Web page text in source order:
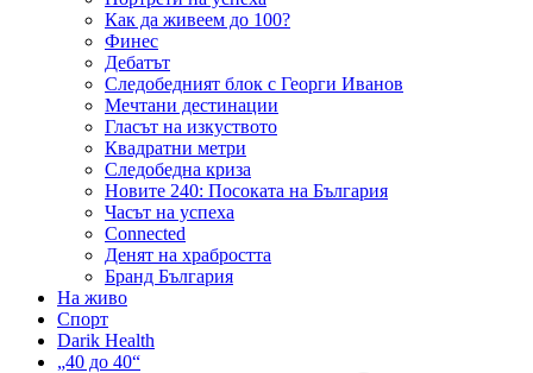
Как да живеем до 100?
Финес
Дебатът
Следобедният блок с Георги Иванов
Мечтани дестинации
Гласът на изкуството
Квадратни метри
Следобедна криза
Новите 240: Посоката на България
Часът на успеха
Connected
Денят на храбростта
Бранд България
На живо
Спорт
Darik Health
„40 до 40“